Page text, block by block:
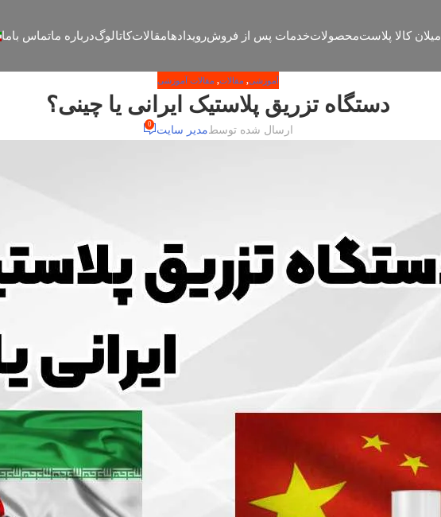
میلان کالا پلاستمحصولاتخدمات پس از فروشرویدادهامقالاتکاتالوگدرباره ماتماس باما
آموزشی, مقالات, مقالات آموزشی
دستگاه تزریق پلاستیک ایرانی یا چینی؟
ارسال شده توسطمدیر سایت 0